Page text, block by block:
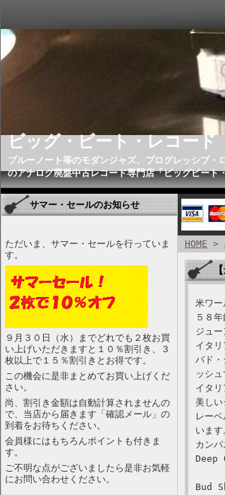
ビッグ・ビート・レコード
ブルーノート等のモダンジャズ、プログレッシブ・
のアナログ廃盤中古レコード専門店「ビッグビート
サマー・セールのお知らせ
ただいま、サマー・セールを行っていま
す。
９月３０日（水）までどれでも２枚お買
い上げいただきますと１０％割引き、３
枚以上で１５％割引きとお得です。
この機会に是非まとめてお買い上げくだ
さい。
尚、割引き金額は自動計算されませんの
で、当店から届きます「確認メール」の
到着をお待ちください。
会員様にはもちろんポイントも付きま
す。
ご不明な点がございましたら是非お気軽
にお問い合わせください。
HOME >
米ワー
５８
ジュ
イタ
バド・
ッシ
イタ
美しい
レー
います
カンパ
Deep
Bud